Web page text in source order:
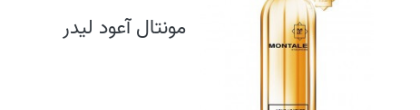
مونتال آعود لیدر